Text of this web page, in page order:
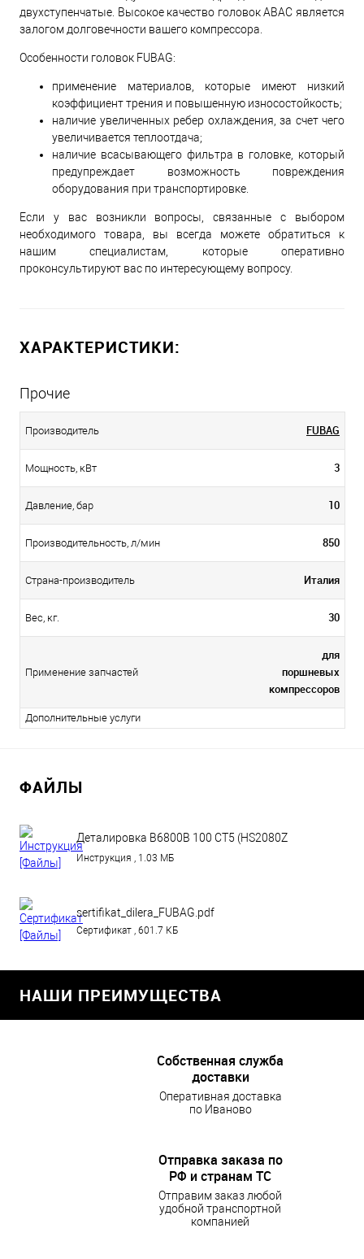
двухступенчатые. Высокое качество головок ABAC является
залогом долговечности вашего компрессора.
Особенности головок FUBAG:
применение материалов, которые имеют низкий
коэффициент трения и повышенную износостойкость;
наличие увеличенных ребер охлаждения, за счет чего
увеличивается теплоотдача;
наличие всасывающего фильтра в головке, который
предупреждает возможность повреждения
оборудования при транспортировке.
Если у вас возникли вопросы, связанные с выбором
необходимого товара, вы всегда можете обратиться к
нашим специалистам, которые оперативно
проконсультируют вас по интересующему вопросу.
ХАРАКТЕРИСТИКИ:
Прочие
Производитель FUBAG
Мощность, кВт 3
Давление, бар 10
Производительность, л/мин 850
Страна-производитель Италия
Вес, кг. 30
Применение запчастей
для
поршневых
компрессоров
Дополнительные услуги
ФАЙЛЫ
Деталировка B6800B 100 СТ5 (HS2080Z
100).pdf
Инструкция , 1.03 МБ
sertifikat_dilera_FUBAG.pdf
Сертификат , 601.7 КБ
НАШИ ПРЕИМУЩЕСТВА
Собственная служба
доставки
Оперативная доставка
по Иваново
Отправка заказа по
РФ и странам ТС
Отправим заказ любой
удобной транспортной
компанией